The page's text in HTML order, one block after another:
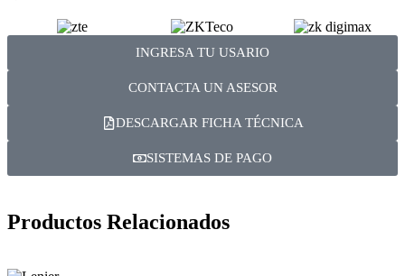
INGRESA TU USARIO
CONTACTA UN ASESOR
DESCARGAR FICHA TÉCNICA
SISTEMAS DE PAGO
Productos Relacionados